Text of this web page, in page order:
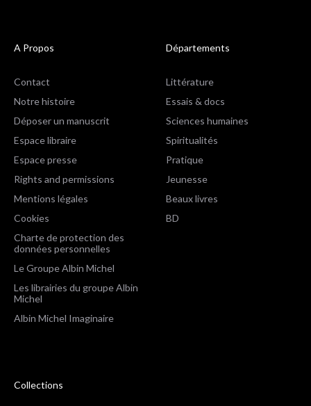
A Propos
Contact
Notre histoire
Déposer un manuscrit
Espace libraire
Espace presse
Rights and permissions
Mentions légales
Cookies
Charte de protection des
données personnelles
Le Groupe Albin Michel
Les librairies du groupe Albin
Michel
Albin Michel Imaginaire
Départements
Littérature
Essais & docs
Sciences humaines
Spiritualités
Pratique
Jeunesse
Beaux livres
BD
Collections